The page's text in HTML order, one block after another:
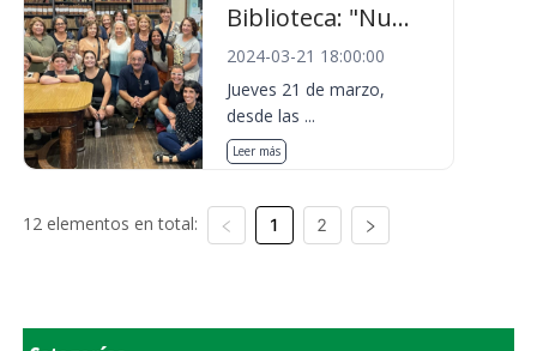
Biblioteca: "Nu...
2024-03-21 18:00:00
Jueves 21 de marzo,
desde las ...
Leer más
12 elementos en total: 1 2